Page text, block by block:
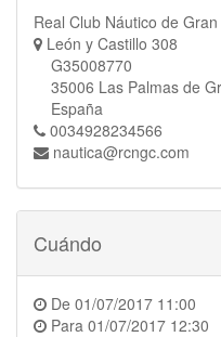
Real Club Náutico de
León y Castillo 308
G35008770
35006 Las Palmas de
España
0034928234566
nautica@rcngc.com
Cuándo
De 01/07/2017 11:00
Para 01/07/2017 12:30